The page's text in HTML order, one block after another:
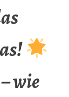
wie